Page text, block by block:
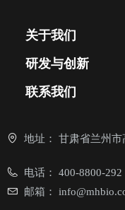
关于我们
研发与创新
联系我们
地址： 甘肃省兰州
邮箱：
电话： 400-8800-292